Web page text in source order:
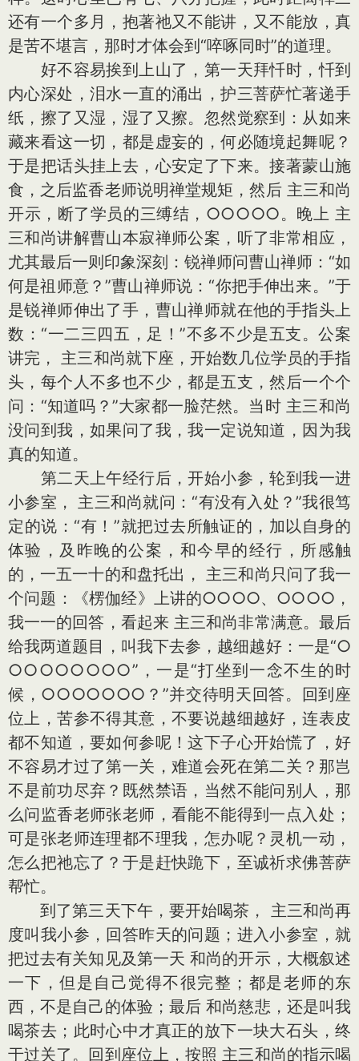
还有一个多月，抱著祂又不能讲，又不能放，真
是苦不堪言，那时才体会到“啐啄同时”的道理。
好不容易挨到上山了，第一天拜忏时，忏到
内心深处，泪水一直的涌出，护三菩萨忙著递手
纸，擦了又湿，湿了又擦。忽然觉察到：从如来
藏来看这一切，都是虚妄的，何必随境起舞呢？
于是把话头挂上去，心安定了下来。接著蒙山施
食，之后监香老师说明禅堂规矩，然后 主三和尚
开示，断了学员的三缚结，○○○○○。晚上 主
三和尚讲解曹山本寂禅师公案，听了非常相应，
尤其最后一则印象深刻：锐禅师问曹山禅师：“如
何是祖师意？”曹山禅师说：“你把手伸出来。”于
是锐禅师伸出了手，曹山禅师就在他的手指头上
数：“一二三四五，足！”不多不少是五支。公案
讲完， 主三和尚就下座，开始数几位学员的手指
头，每个人不多也不少，都是五支，然后一个个
问：“知道吗？”大家都一脸茫然。当时 主三和尚
没问到我，如果问了我，我一定说知道，因为我
真的知道。
第二天上午经行后，开始小参，轮到我一进
小参室， 主三和尚就问：“有没有入处？”我很笃
定的说：“有！”就把过去所触证的，加以自身的
体验，及昨晚的公案，和今早的经行，所感触
的，一五一十的和盘托出， 主三和尚只问了我一
个问题：《楞伽经》上讲的○○○○、○○○○，
我一一的回答，看起来 主三和尚非常满意。最后
给我两道题目，叫我下去参，越细越好：一是“○
○○○○○○○○”，一是“打坐到一念不生的时
候，○○○○○○○？”并交待明天回答。回到座
位上，苦参不得其意，不要说越细越好，连表皮
都不知道，要如何参呢！这下子心开始慌了，好
不容易才过了第一关，难道会死在第二关？那岂
不是前功尽弃？既然禁语，当然不能问别人，那
么问监香老师张老师，看能不能得到一点入处；
可是张老师连理都不理我，怎办呢？灵机一动，
怎么把祂忘了？于是赶快跪下，至诚祈求佛菩萨
帮忙。
到了第三天下午，要开始喝茶， 主三和尚再
度叫我小参，回答昨天的问题；进入小参室，就
把过去有关知见及第一天 和尚的开示，大概叙述
一下，但是自己觉得不很完整；都是老师的东
西，不是自己的体验；最后 和尚慈悲，还是叫我
喝茶去；此时心中才真正的放下一块大石头，终
于过关了。回到座位上，按照 主三和尚的指示喝